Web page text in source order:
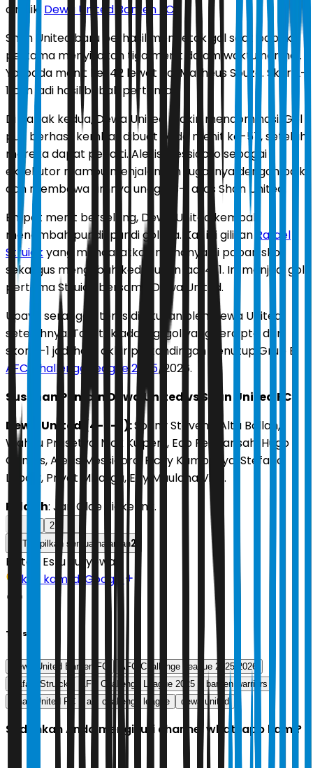
dimiliki Dewa United Banten FC
Shan United baru berhasil mencetak gol saat babak
pertama menyisakan tiga menit dalam waktu normal.
Ya, pada menit ke-42 lewat gol Matheus Souza. Skor 2-
1 pun jadi hasil babak pertama.
Di babak kedua, Dewa United makin mendominasi. Gol
pun berhasil kembali dibuat pada menit ke-57, setelah
mereka dapat penalti. Alexis Messidoro sebagai
eksekutor mampu menjalankan tugasnya dengan baik
dan membawa timnya unggul 3-1 atas Shan United.
Empat menit berselang, Dewa United kembali
menambah pundi-pundi golnya. Kali ini giliran Rafael
Struickyang mencatatkan namanya di papan skor
sekaligus mengubah kedudukan jadi 4-1. Ini menjadi gol
pertama Struick bersama Dewa United.
Upaya serangan terus dilakukan oleh Dewa United
setelahnya. Tapi tak ada lagi gol yang tercipta dan
skor 4-1 jadi hasil akhir pertandingan penutup Grup E
AFC Challenge League 2025/2026.
Susunan Pemain Dewa United vs Shan United FC:
Dewa United (4-3-3):Sonny Stevens; Alta Ballah,
Wahyu Prasetyo, Nick Kuipers, Edo Febriansah; Hugo
Gomes, Alexis Messidoro, Ricky Kambuaya; Stefano
Lilipaly, Privat Mbarga, Egy Maulana Vikri.
Pelatih: Jan Olde Riekerink.
2
Tampilkan semua halaman2
Editor: Estu Suryowati
Ikuti kami di Google
Tags
Dewa United Banten FC
AFC Challenge League 2025 2026
Rafael Struick
AFC Challenge League 2025
banten warriors
Shan United FC
afc challenge league dewa united
Sudahkah Anda mengikuti channel whatsapp kami?